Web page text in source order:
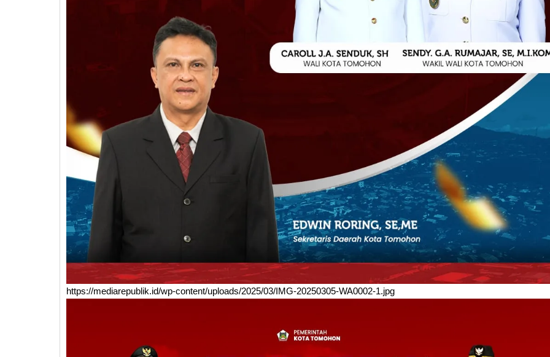
https://mediarepublik.id/wp-content/uploads/2025/03/IMG-20250305-WA0002-1.jpg